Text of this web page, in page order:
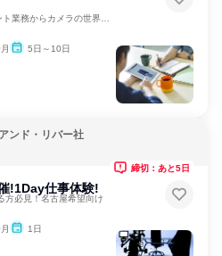
5日～10日
ンド・リバー社
!1Day仕事体験!
方必見！名古屋希望向け
1日
締切：あと5日